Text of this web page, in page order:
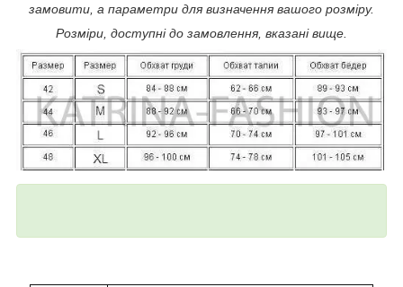
замовити, а параметри для визначення вашого розміру.
Розміри, доступні до замовлення, вказані вище.